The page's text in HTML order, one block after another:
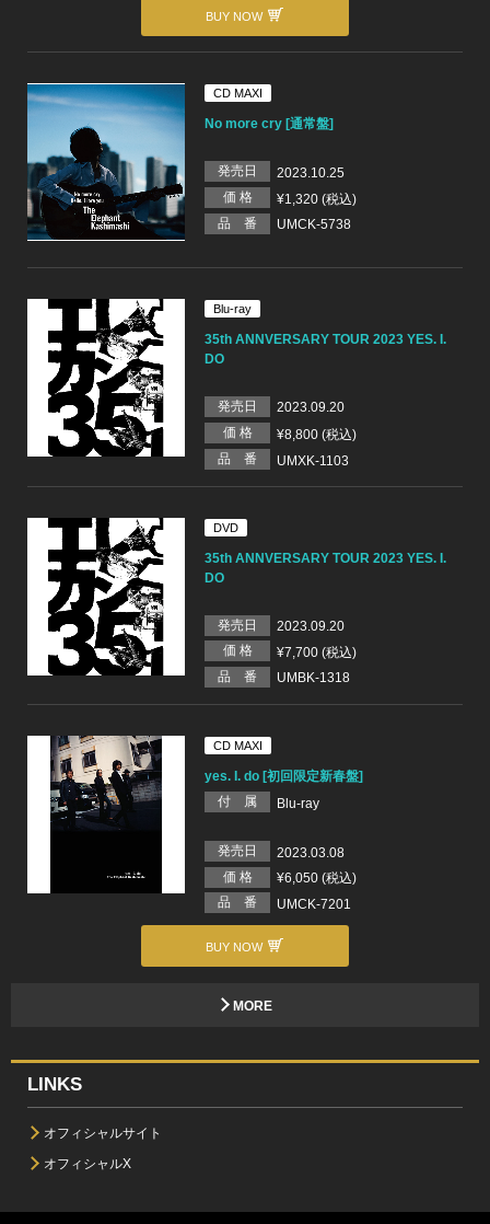
BUY NOW
CD MAXI
No more cry [通常盤]
発売日
2023.10.25
価 格
¥1,320 (税込)
品 番
UMCK-5738
Blu-ray
35th ANNVERSARY TOUR 2023 YES. I.
DO
発売日
2023.09.20
価 格
¥8,800 (税込)
品 番
UMXK-1103
DVD
35th ANNVERSARY TOUR 2023 YES. I.
DO
発売日
2023.09.20
価 格
¥7,700 (税込)
品 番
UMBK-1318
CD MAXI
yes. I. do [初回限定新春盤]
付 属
Blu-ray
発売日
2023.03.08
価 格
¥6,050 (税込)
品 番
UMCK-7201
BUY NOW
MORE
LINKS
オフィシャルサイト
オフィシャルX